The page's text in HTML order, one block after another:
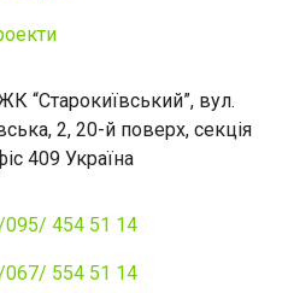
“Старокиївський”, вул.
2, 20-й поверх, секція
409 Україна
095/ 454 51 14
067/ 554 51 14